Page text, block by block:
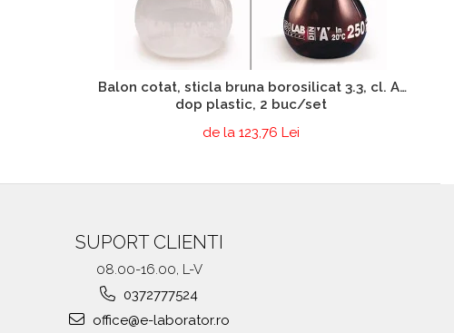
Balon cotat, sticla bruna borosilicat 3.3, cl. A,
dop plastic, 2 buc/set
de la 123,76 Lei
SUPORT CLIENTI
08.00-16.00, L-V
0372777524
office@e-laborator.ro